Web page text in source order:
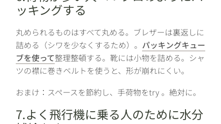
ッキングする
丸められるものはすべて丸める。ブレザーは裏返しに
詰める（シワを少なくするため）。 パッキングキュー
ブを使って整理整頓する。靴には小物を詰める。シャ
ツの襟に巻きベルトを使うと、形が崩れにくい。
おまけ：スペースを節約し、手荷物をtry 。絶対に。
7.よく飛行機に乗る人のために水分